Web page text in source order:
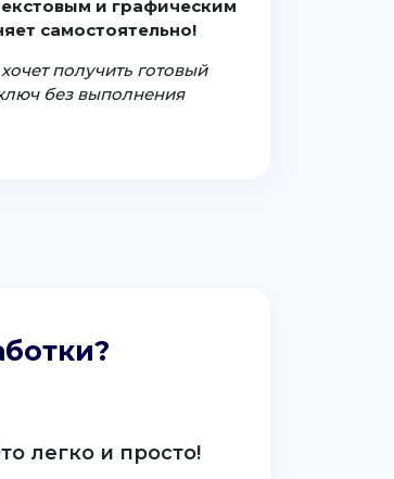
и графическим
самостоятельно!
получить готовый
без выполнения
легко и просто!